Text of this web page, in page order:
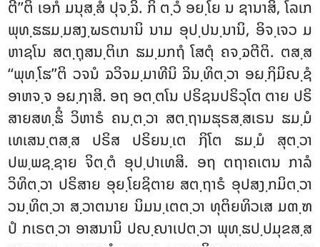
ຕີ’’ຕິ ເອກໍ ມນຸສ຺ສໍ ປຸຈ຺ຉິ. ກິໍ ຕ຺ວໍ ອຍ຺ໂຍ ນ ຊານາສິ, ໂລເກ
ພຸທ຺ຘຘມ຺ມສງ຺ຆຣຕນານິ ນາມ ອຸປ຺ປນ຺ນານິ, ອິຈ຺ເຈວ ມ
ຫາຊໂນ ສຕ຺ຖຸສນ຺ຕິເກ ຘມ຺ມກຖໍ ໂສຕຸໍ ຄຈ຺ຉຕີຕິ. ຕສ຺ສ
‘‘ພຸທ຺ໂຘ’’ຕິ ວຈນໍ ຉວິຈມ຺ມາທີນິ ຉິນ຺ທິຕ຺ວາ ອຏ຺ຐິມິຎ຺ຊໍ
ອາຫຈ຺ຈ ອຏ຺ຐາສິ. ອຖ ອຕ຺ຕໂນ ປຣິຊນປຣິວຸໂຕ ຕາຍ ປຣິ
ສາຍສທ຺ຘິໍ ວິຫາຣໍ ຄນ຺ຕ຺ວາ ສຕ຺ຖາມຘຸຣສ຺ສເຣນ ຘມ຺ມໍ
ເທເສນ຺ຕສ຺ສ ປຣິສ ປຣິຍນ຺ເຕ ຐິໂຕ ຘມ຺ມໍ ສຸຕ຺ວາ
ປພ຺ພຊ຺ຊາຍ ຈິຕ຺ຕໍ ອຸປ຺ປາເທສິ. ອຖ ຕຖາຄເຕນ ກາລໍ
ວິທິຕ຺ວາ ປຣິສາຍ ອຸຍ຺ໂຍຊິຕາຍ ສຕ຺ຖາຣໍ ອຸປສງ຺ກມິຕ຺ວາ
ວນ຺ທິຕ຺ວາ ສ຺ວາຕນາຍ ນິມນ຺ເຕຕ຺ວາ ທຸຕິຍທິວເສ ມຓ຺ຑ
ປໍ ກເຣຕ຺ວາ ອາສນານິ ປຎ຺ຎາເປຕ຺ວາ ພຸທ຺ຘປ຺ປມຸຂສ຺ສ